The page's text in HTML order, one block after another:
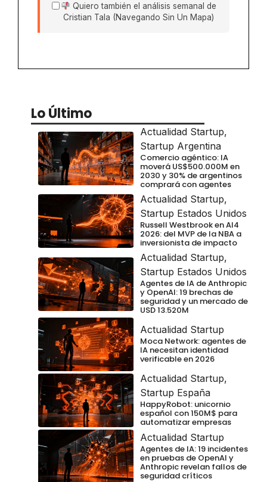
Quiero también el análisis semanal de
Cristian Tala (Navegando Sin Un Mapa)
Lo Último
Actualidad Startup,
Startup Argentina
Comercio agéntico: IA
moverá US$500.000M en
2030 y 30% de argentinos
comprará con agentes
Actualidad Startup,
Startup Estados Unidos
Russell Westbrook en AI4
2026: del MVP de la NBA a
inversionista de impacto
Actualidad Startup,
Startup Estados Unidos
Agentes de IA de Anthropic
y OpenAI: 19 brechas de
seguridad y un mercado de
USD 13.520M
Actualidad Startup
Moca Network: agentes de
IA necesitan identidad
verificable en 2026
Actualidad Startup,
Startup España
HappyRobot: unicornio
español con 150M$ para
automatizar empresas
Actualidad Startup
Agentes de IA: 19 incidentes
en pruebas de OpenAI y
Anthropic revelan fallos de
seguridad críticos